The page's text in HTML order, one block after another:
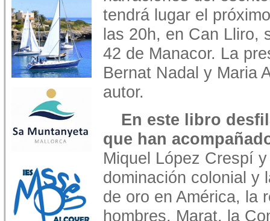
tendrá lugar el
las 20h, en Can Lliro,
42 de Manacor. La
Bernat Nadal y Maria
autor.
En este libro
que han
Miquel López Crespí
dominación colonial y
de oro en América, la
hombres, Marat, la